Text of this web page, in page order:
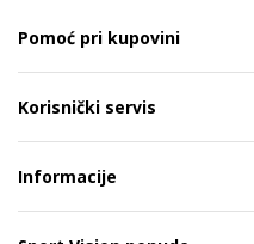
Pomoć pri kupovini
Korisnički servis
Informacije